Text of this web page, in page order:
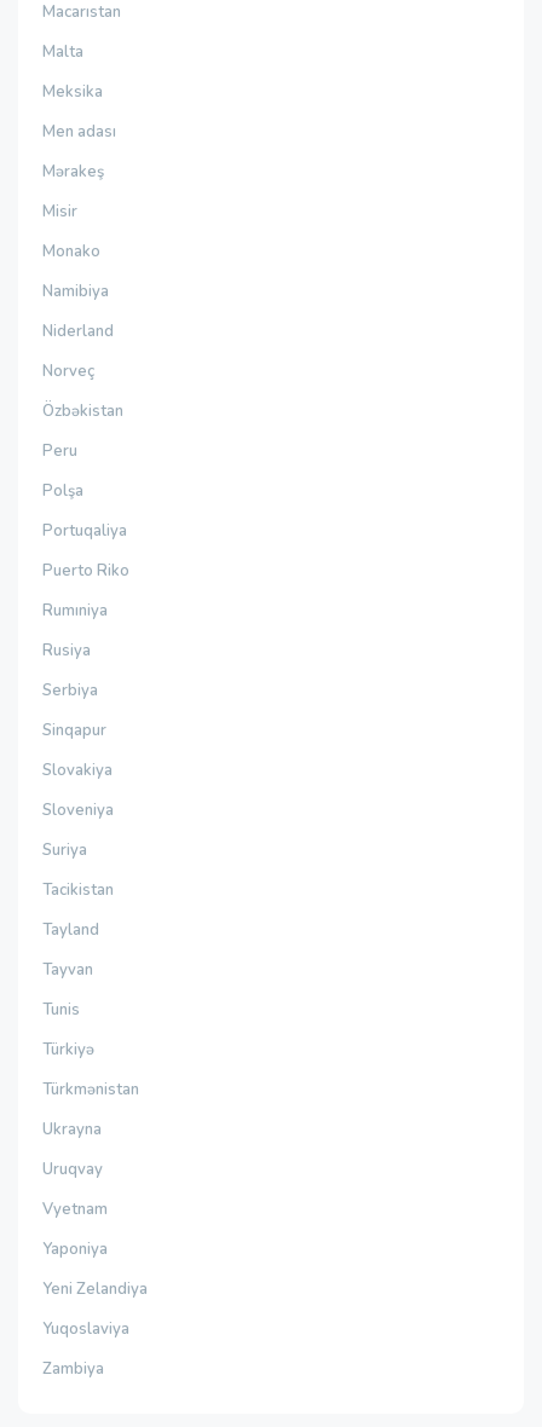
Macarıstan
Malta
Meksika
Men adası
Mərakeş
Misir
Monako
Namibiya
Niderland
Norveç
Özbəkistan
Peru
Polşa
Portuqaliya
Puerto Riko
Rumıniya
Rusiya
Serbiya
Sinqapur
Slovakiya
Sloveniya
Suriya
Tacikistan
Tayland
Tayvan
Tunis
Türkiyə
Türkmənistan
Ukrayna
Uruqvay
Vyetnam
Yaponiya
Yeni Zelandiya
Yuqoslaviya
Zambiya